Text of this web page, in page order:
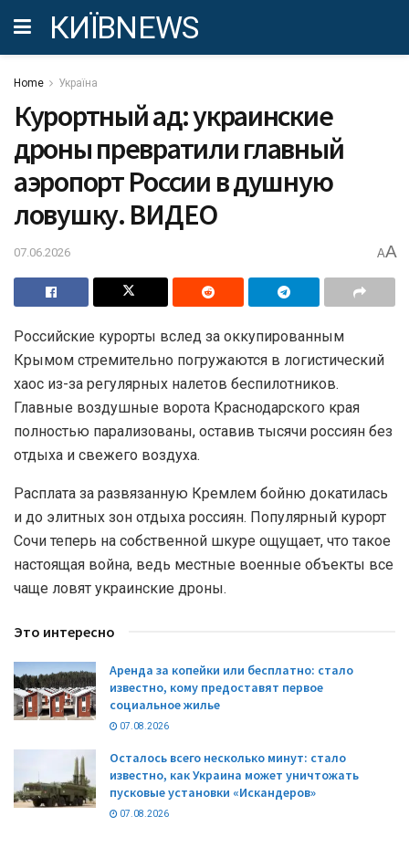
КИЇВNEWS
Home Україна
Курортный ад: украинские
дроны превратили главный
аэропорт России в душную
ловушку. ВИДЕО
07.06.2026 AA
Российские курорты вслед за оккупированным
Крымом стремительно погружаются в логистический
хаос из-за регулярных налетов беспилотников.
Главные воздушные ворота Краснодарского края
полностью парализованы, оставив тысячи россиян без
отдыха и свежего воздуха.
Расплата за развязанную Кремлем бойню докатилась
и до элитных зон отдыха россиян. Популярный курорт
Сочи теперь на собственной шкуре ощущает, что такое
настоящая война, ведь местные военные объекты все
чаще ловят украинские дроны.
Это интересно
Аренда за копейки или бесплатно: стало
известно, кому предоставят первое
социальное жилье
07.08.2026
Осталось всего несколько минут: стало
известно, как Украина может уничтожать
пусковые установки «Искандеров»
07.08.2026